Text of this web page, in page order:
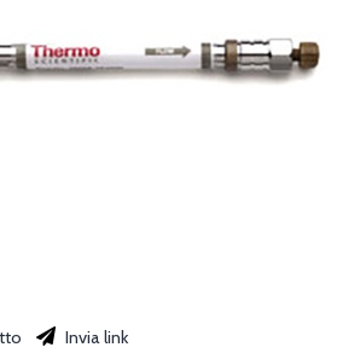
Invia link